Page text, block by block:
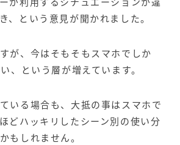
、という意見が聞かれました。
が、今はそもそもスマホでしか
、という層が増えています。
いる場合も、大抵の事はスマホで
どハッキリしたシーン別の使い分
もしれません。